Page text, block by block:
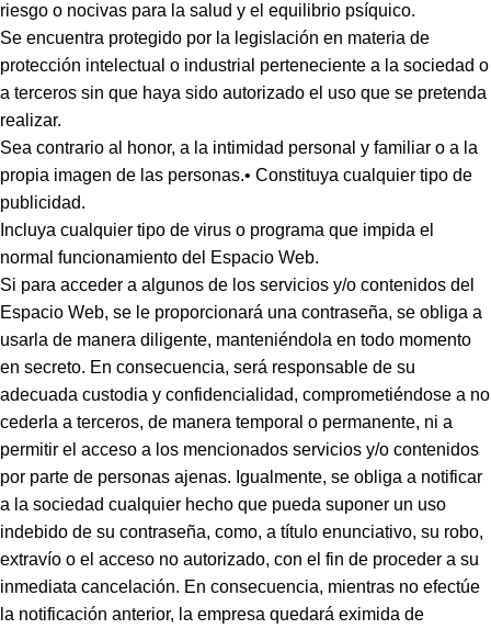
riesgo o nocivas para la salud y el equilibrio psíquico.
Se encuentra protegido por la legislación en materia de
protección intelectual o industrial perteneciente a la sociedad o
a terceros sin que haya sido autorizado el uso que se pretenda
realizar.
Sea contrario al honor, a la intimidad personal y familiar o a la
propia imagen de las personas.• Constituya cualquier tipo de
publicidad.
Incluya cualquier tipo de virus o programa que impida el
normal funcionamiento del Espacio Web.
Si para acceder a algunos de los servicios y/o contenidos del
Espacio Web, se le proporcionará una contraseña, se obliga a
usarla de manera diligente, manteniéndola en todo momento
en secreto. En consecuencia, será responsable de su
adecuada custodia y confidencialidad, comprometiéndose a no
cederla a terceros, de manera temporal o permanente, ni a
permitir el acceso a los mencionados servicios y/o contenidos
por parte de personas ajenas. Igualmente, se obliga a notificar
a la sociedad cualquier hecho que pueda suponer un uso
indebido de su contraseña, como, a título enunciativo, su robo,
extravío o el acceso no autorizado, con el fin de proceder a su
inmediata cancelación. En consecuencia, mientras no efectúe
la notificación anterior, la empresa quedará eximida de